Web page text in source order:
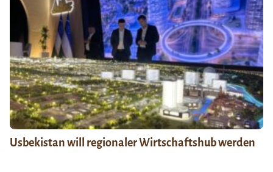
Usbekistan will regionaler Wirtschaftshub werden